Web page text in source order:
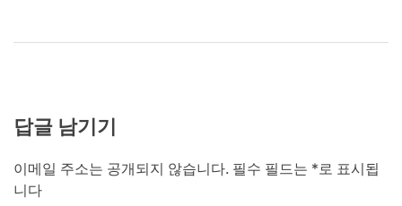
답글 남기기
이메일 주소는 공개되지 않습니다. 필수 필드는 * 로 표시됩
니다